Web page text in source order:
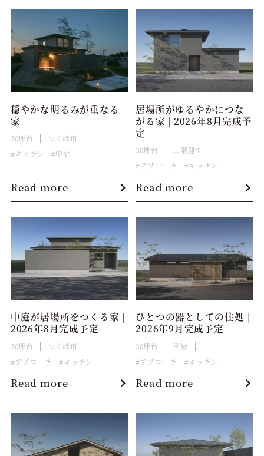
穏やかな明るみが重なる
家
30坪台
つくば市
キッチン
中庭
Read more
居場所がゆるやかにつな
がる家 | 2026年8月完成予
定
30坪台
二階建て
アプローチ
キッチン
Read more
中庭が居場所をつくる家 |
2026年8月完成予定
30坪台
つくば市
アプローチ
キッチン
Read more
ひとつの器としての住処 |
2026年9月完成予定
30坪台
平屋
アプローチ
キッチン
Read more